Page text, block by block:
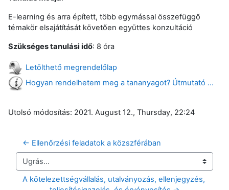
E-learning és arra épített, több egymással összefüggő
témakör elsajátítását követően együttes konzultáció
Szükséges tanulási idő: 8 óra
Letölthető megrendelőlap
Hogyan rendelhetem meg a tananyagot? Útmutató ...
Utolsó módosítás: 2021. August 12., Thursday, 22:24
← Ellenőrzési feladatok a közszférában
Ugrás...
A kötelezettségvállalás, utalványozás, ellenjegyzés,